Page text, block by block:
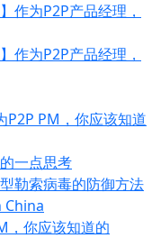
作为P2P产品经理，
作为P2P产品经理，
P2P PM，你应该知道
一点思考
勒索病毒的防御方法
，你应该知道的